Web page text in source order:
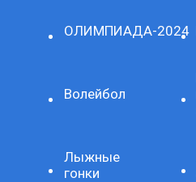
ОЛИМПИАДА-2024
Волейбол
Лыжные
гонки